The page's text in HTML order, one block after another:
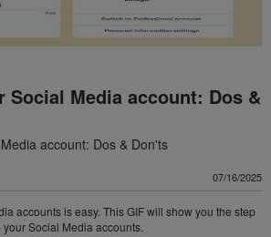
Social Media account: Dos &
account: Dos & Don'ts
07/16/2025
accounts is easy. This GIF will show you the step
Social Media accounts.